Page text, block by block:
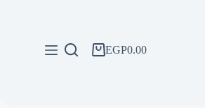
عربةEGP0.00